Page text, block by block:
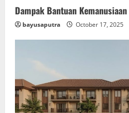
Dampak Bantuan
bayusaputra October 17, 2025